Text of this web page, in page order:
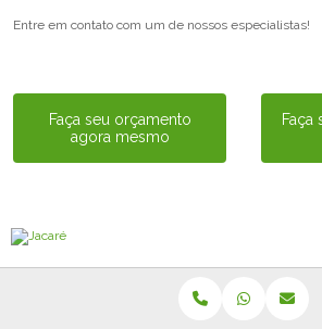
Entre em contato com um de nossos especialistas!
Faça seu orçamento
agora mesmo
Faça